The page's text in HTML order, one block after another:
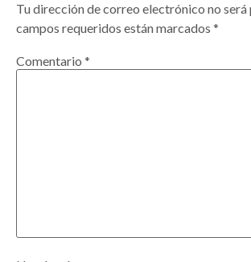
Tu dirección de correo electrónico no será
campos requeridos están marcados *
Comentario *